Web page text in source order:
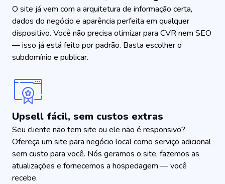
O site já vem com a arquitetura de informação certa,
dados do negócio e aparência perfeita em qualquer
dispositivo. Você não precisa otimizar para CVR nem SEO
— isso já está feito por padrão. Basta escolher o
subdomínio e publicar.
Upsell fácil, sem custos extras
Seu cliente não tem site ou ele não é responsivo?
Ofereça um site para negócio local como serviço adicional
sem custo para você. Nós geramos o site, fazemos as
atualizações e fornecemos a hospedagem — você
recebe.